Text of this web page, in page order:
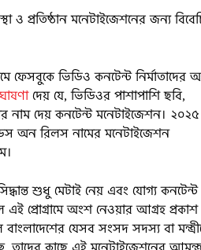
ও প্রতিষ্ঠান মনেটাইজেশনের জন্য
ফেসবুকে ভিডিও কনটেন্ট নির্মাতাদের
দেয় যে, ভিডিওর পাশাপাশি ছবি,
নাম দেয় কনটেন্ট মনেটাইজেশন। ২০২৫
অন রিলস নামের মনেটাইজেশন
শুধু মেটাই নেয় এবং যোগ্য কনটেন্ট
এই প্রোগ্রামে অংশ নেওয়ার আগ্রহ প্রকাশ
যেসব সংসদ সদস্য বা